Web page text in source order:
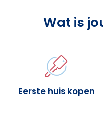
Wat is
Eerste huis kopen